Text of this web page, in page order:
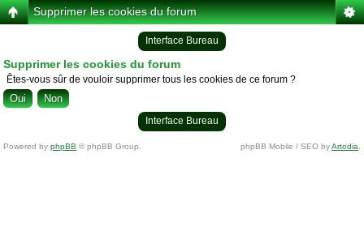
Supprimer les cookies du forum
Interface Bureau
Supprimer les cookies du forum
Êtes-vous sûr de vouloir supprimer tous les cookies de ce forum ?
Interface Bureau
Powered by phpBB © phpBB Group. phpBB Mobile / SEO byArtodia